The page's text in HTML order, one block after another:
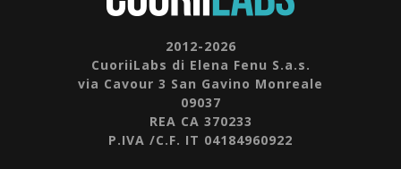
2012-2026
CuoriiLabs di Elena Fenu S.a.s.
via Cavour 3 San Gavino Monreale
09037
REA CA 370233
P.IVA /C.F. IT 04184960922